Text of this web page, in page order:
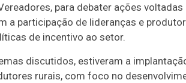
para debater ações
a participação de lideranças e
de incentivo ao setor.
discutidos, estiveram a
rurais, com foco no